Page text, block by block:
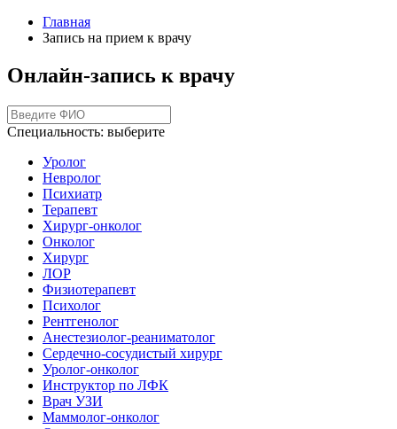
Главная
Запись на прием к врачу
Онлайн-запись к врачу
Специальность: выберите
Уролог
Невролог
Психиатр
Терапевт
Хирург-онколог
Онколог
Хирург
ЛОР
Физиотерапевт
Психолог
Рентгенолог
Анестезиолог-реаниматолог
Сердечно-сосудистый хирург
Уролог-онколог
Инструктор по ЛФК
Врач УЗИ
Маммолог-онколог